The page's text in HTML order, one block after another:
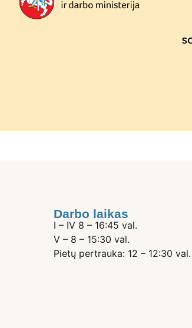
Darbo laikas
I – IV 8 – 16:45 val.
V – 8 – 15:30 val.
Pietų pertrauka: 12 – 12:30 val.